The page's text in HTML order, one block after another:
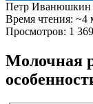
Петр Иванюшкин
Время чтения: ~4
Просмотров: 1 369
Молочная